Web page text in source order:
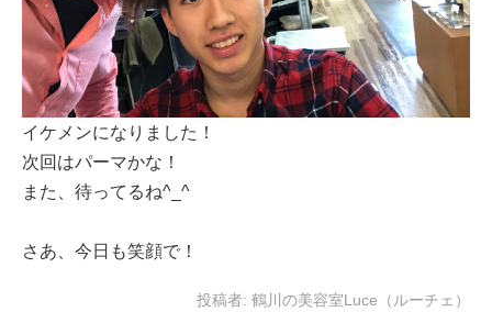
イケメンになりました！
次回はパーマかな！
また、待ってるね^_^
さあ、今日も笑顔で！
投稿者: 鶴川の美容室Luce（ルーチェ）